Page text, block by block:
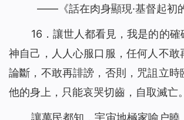
——《話在肉身顯現·基督起初的
16．讓世人都看見，我是的的
神自己，人人心服口服，任何人不敢
論斷，不敢再誹謗，否則，咒詛立時
他的身上，只能哀哭切齒，自取滅亡。
讓萬民都知，宇宙地極家喻户曉